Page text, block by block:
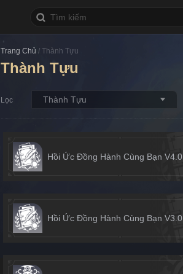
Trang Chủ / Thành Tựu
Thành Tựu
Lọc Thành Tựu
Hồi Ức Đồng Hành Cùng Bạn V4.0
Hồi Ức Đồng Hành Cùng Bạn V3.0